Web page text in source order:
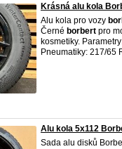
Krásná alu kola
Alu kola pro vozy
Černé borbert pro
kosmetiky.
Pneumatiky: 217/65
Alu kola 5x112
Sada alu disků